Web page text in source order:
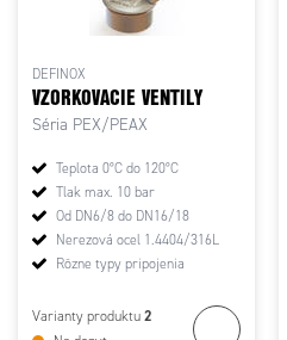
DEFINOX
VZORKOVACIE VENTILY
Séria PEX/PEAX
Teplota 0°C do 120°C
Tlak max. 10 bar
Od DN6/8 do DN16/18
Nerezová ocel 1.4404/316L
Rôzne typy pripojenia
Varianty produktu 2